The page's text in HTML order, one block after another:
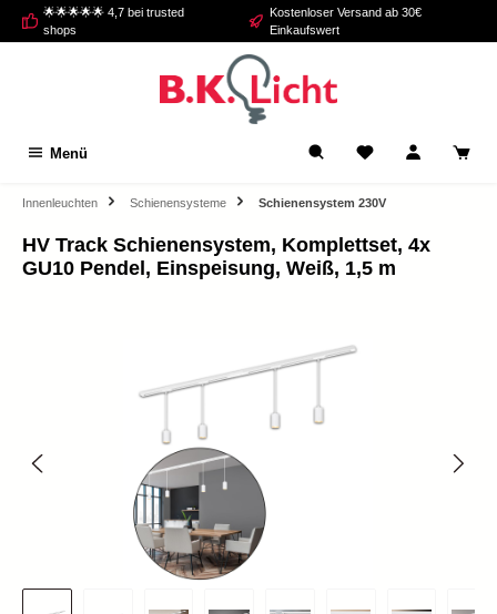
springen
🌟🌟🌟🌟🌟 4,7 bei trusted
shops
Kostenloser Versand ab 30€
Einkaufswert
Menü
Innenleuchten Schienensysteme Schienensystem 230V
HV Track Schienensystem, Komplettset, 4x
GU10 Pendel, Einspeisung, Weiß, 1,5 m